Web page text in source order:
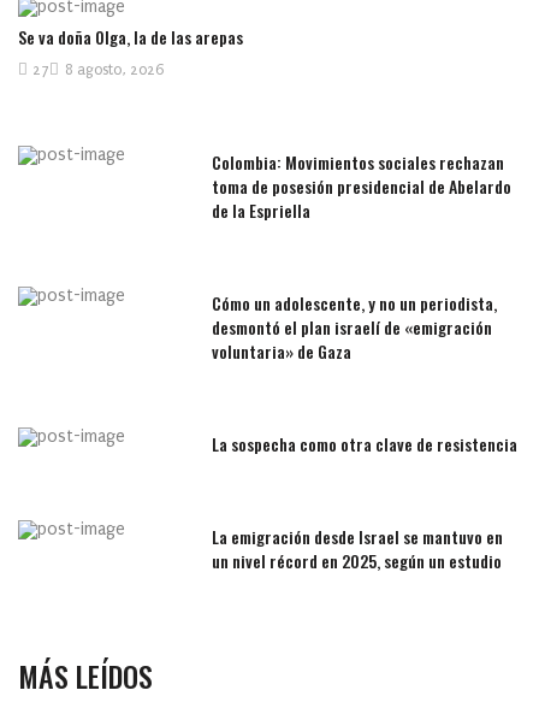
Se va doña Olga, la de las arepas
8 agosto, 2026
27
Colombia: Movimientos sociales rechazan
toma de posesión presidencial de Abelardo
de la Espriella
Cómo un adolescente, y no un periodista,
desmontó el plan israelí de «emigración
voluntaria» de Gaza
La sospecha como otra clave de resistencia
La emigración desde Israel se mantuvo en
un nivel récord en 2025, según un estudio
MÁS LEÍDOS